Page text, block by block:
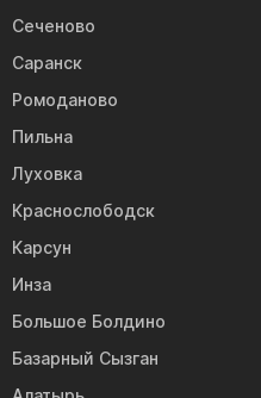
Сеченово
Саранск
Ромоданово
Пильна
Луховка
Краснослободск
Карсун
Инза
Большое Болдино
Базарный Сызган